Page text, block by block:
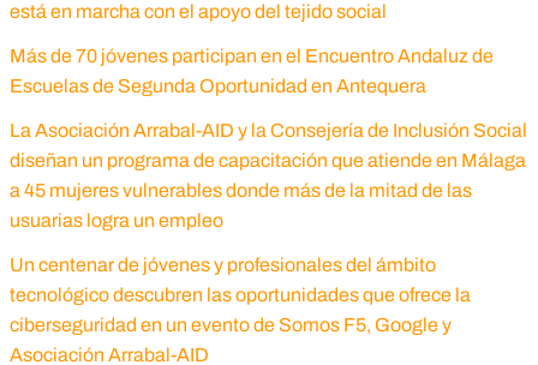
está en marcha con el apoyo del tejido social
Más de 70 jóvenes participan en el Encuentro Andaluz de
Escuelas de Segunda Oportunidad en Antequera
La Asociación Arrabal-AID y la Consejería de Inclusión Social
diseñan un programa de capacitación que atiende en Málaga
a 45 mujeres vulnerables donde más de la mitad de las
usuarias logra un empleo
Un centenar de jóvenes y profesionales del ámbito
tecnológico descubren las oportunidades que ofrece la
ciberseguridad en un evento de Somos F5, Google y
Asociación Arrabal-AID